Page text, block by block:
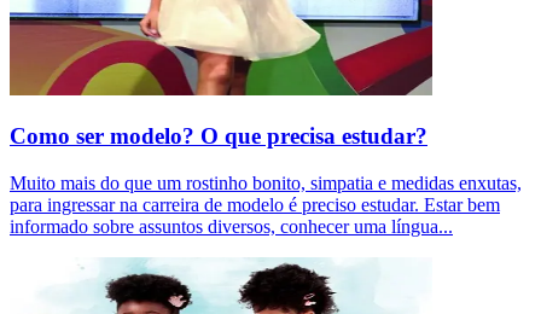
Como ser modelo? O que precisa estudar?
Muito mais do que um rostinho bonito, simpatia e medidas enxutas,
para ingressar na carreira de modelo é preciso estudar. Estar bem
informado sobre assuntos diversos, conhecer uma língua...